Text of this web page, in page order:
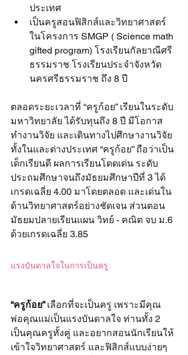
ประเทศ
เป็นครูสอนฟิสิกส์และวิทยาศาสตร์
ในโครงการ SMGP ( Science math
gifted program) โรงเรียนกัลยาณีศรี
ธรรมราช โรงเรียนประจำจังหวัด
นครศรีธรรมราช ถึง 8 ปี
ตลอดระยะเวลาที่ “ครูก้อย” เรียนในระดับ
มหาวิทยาลัย ได้รับทุนถึง 8 ปี มีโอกาส
ทำงานวิจัย และเดินทางไปศึกษางานวิจัย
ทั้งในและต่างประเทศ “ครูก้อย” ถือว่าเป็น
เด็กเรียนดี ผลการเรียนโดดเด่น ระดับ
ประถมศึกษาจนถึงมัธยมศึกษาปีที่ 3 ได้
เกรดเฉลี่ย 4.00 มาโดยตลอด และเด่นใน
ด้านวิทยาศาสตร์อย่างชัดเจน ส่วนตอน
มัธยมปลายเรียนแผน วิทย์ - คณิต จบ ม.6
ด้วยเกรดเฉลี่ย 3.85
แรงบันดาลใจในการเป็นครู
“ครูก้อย” เลือกที่จะเป็นครู เพราะมีคุณ
พ่อคุณแม่เป็นแรงบันดาลใจ ท่านทั้ง 2
เป็นคุณครูทั้งคู่ และอยากสอนนักเรียนให้
เข้าใจวิทยาศาสตร์ และฟิสิกส์แบบง่ายๆ